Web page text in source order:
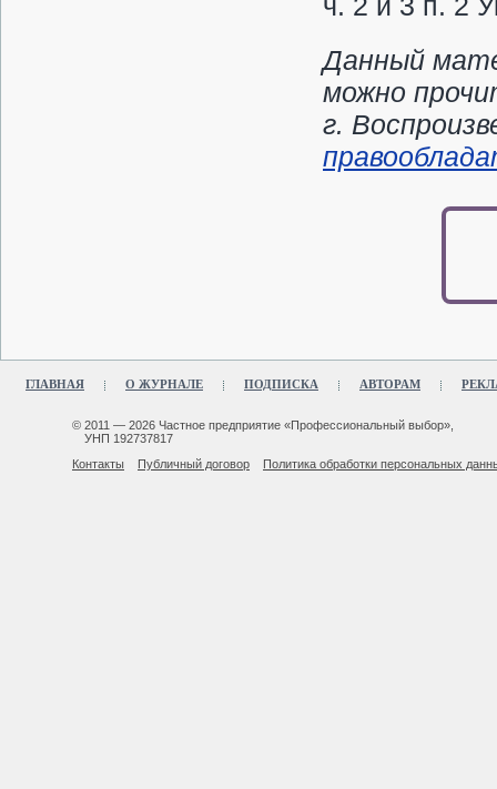
Данный
можно
г.
ГЛАВНАЯ О ЖУРНАЛЕ ПОДПИСКА АВТОРАМ
© 2011 — 2026 Частное предприятие «Профессиональный выбор»,
УНП 192737817
Контакты
Публичный договор Политика обработки персональных